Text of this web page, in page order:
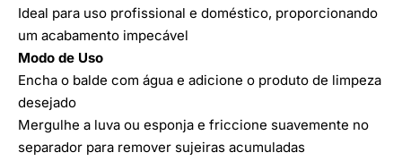
Ideal para uso profissional e doméstico, proporcionando
um acabamento impecável
Modo de Uso
Encha o balde com água e adicione o produto de limpeza
desejado
Mergulhe a luva ou esponja e friccione suavemente no
separador para remover sujeiras acumuladas